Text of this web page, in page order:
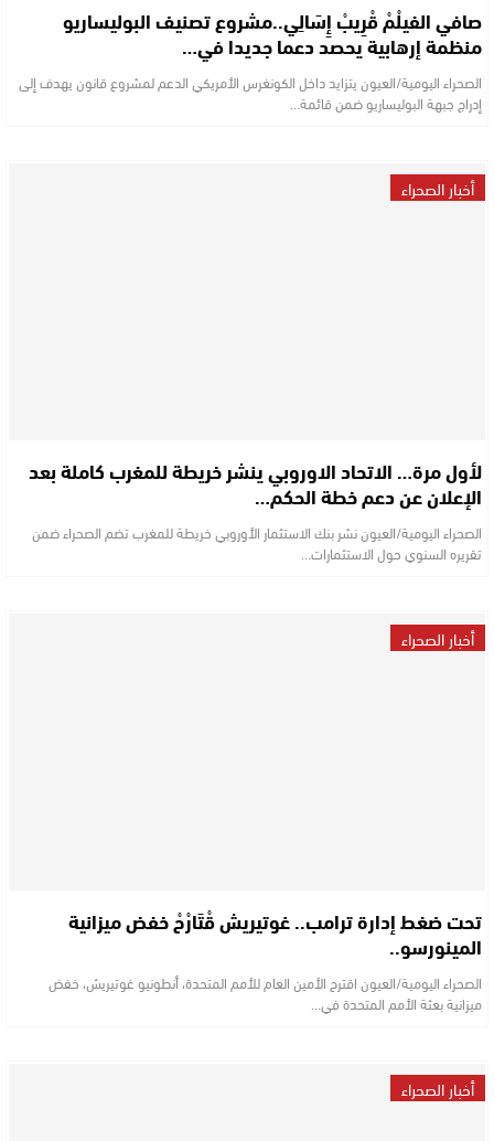
صافي الفيلْمْ قْرِيبْ إِسَالِي..مشروع تصنيف البوليساريو
منظمة إرهابية يحصد دعما جديدا في…
الصحراء اليومية/العيون يتزايد داخل الكونغرس الأمريكي الدعم لمشروع قانون يهدف إلى
إدراج جبهة البوليساريو ضمن قائمة…
أخبار الصحراء
لأول مرة… الاتحاد الاوروبي ينشر خريطة للمغرب كاملة بعد
الإعلان عن دعم خطة الحكم…
الصحراء اليومية/العيون نشر بنك الاستثمار الأوروبي خريطة للمغرب تضم الصحراء ضمن
تقريره السنوي حول الاستثمارات…
أخبار الصحراء
تحت ضغط إدارة ترامب.. غوتيريش قْتَارْحْ خفض ميزانية
المينورسو..
الصحراء اليومية/العيون اقترح الأمين العام للأمم المتحدة، أنطونيو غوتيريش، خفض
ميزانية بعثة الأمم المتحدة في…
أخبار الصحراء